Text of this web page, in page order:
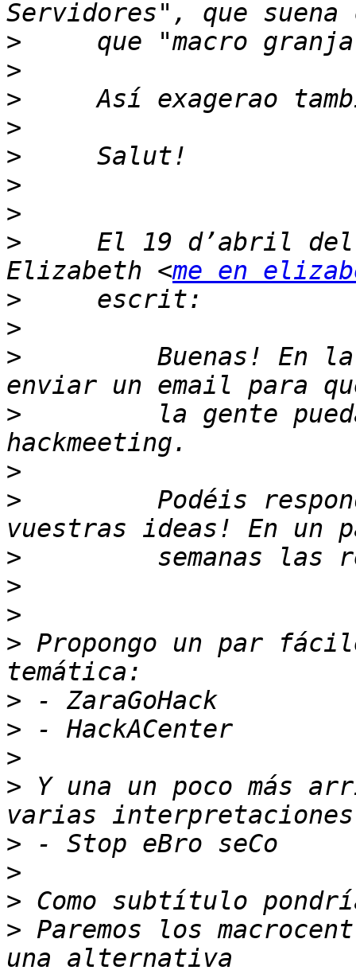
>
>
>
>
>
>
>
>
El 19 d’abril
Elizabeth <me en
>
>
>
Buenas! En
>
la gente
>
>
Podéis
>
>
>
> Propongo un par
>
>
>
> Y una un poco más
>
>
>
> Paremos los